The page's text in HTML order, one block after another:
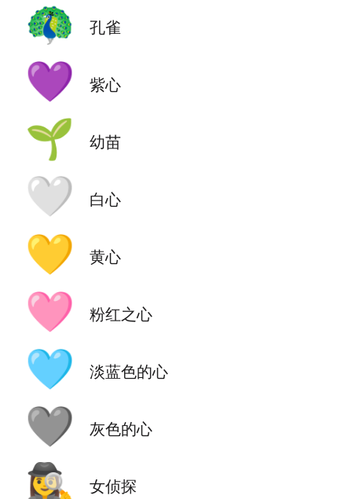
🦚 孔雀
💜 紫心
🌱 幼苗
🤍 白心
💛 黄心
🩷 粉红之心
🩵 淡蓝色的心
🩶 灰色的心
🕵️‍♀️ 女侦探